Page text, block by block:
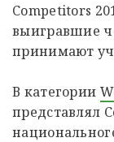
Competitors
выигравшие
принимают
В категории
представлял